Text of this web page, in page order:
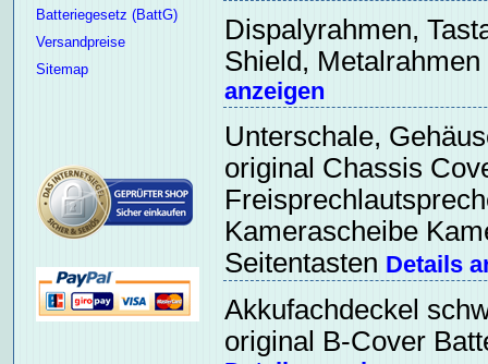
Batteriegesetz (BattG)
Versandpreise
Sitemap
Dispalyrahmen,
Shield,
anzeigen
Unterschale,
original Chassis
Kamerascheibe
Seitentasten Details
Akkufachdeckel
original B-Cover